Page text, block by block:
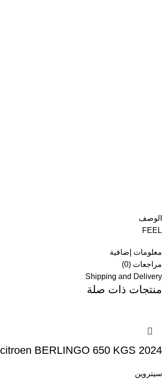
الوصف
FEEL
معلومات إضافية
مراجعات (0)
Shipping and Delivery
منتجات ذات صلة
citroen BERLINGO 650 KGS 2024
سيتروين